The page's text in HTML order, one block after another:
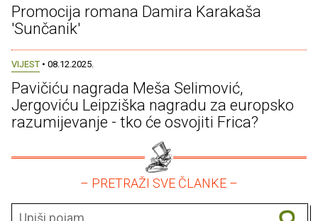
Promocija romana Damira Karakaša
'Sunčanik'
VIJEST • 08.12.2025.
Pavičiću nagrada Meša Selimović,
Jergoviću Leipziška nagradu za europsko
razumijevanje - tko će osvojiti Frica?
– PRETRAŽI SVE ČLANKE –